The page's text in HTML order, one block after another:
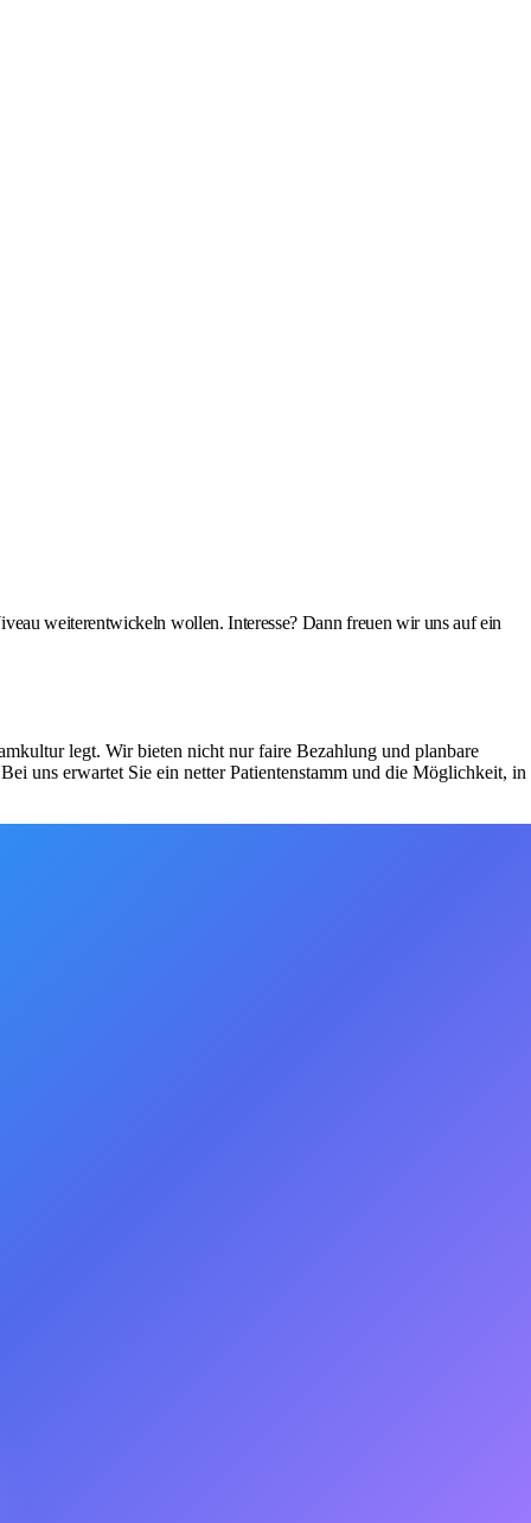
weiterentwickeln wollen. Interesse? Dann freuen wir uns auf ein
legt. Wir bieten nicht nur faire Bezahlung und planbare
uns erwartet Sie ein netter Patientenstamm und die Möglichkeit, in